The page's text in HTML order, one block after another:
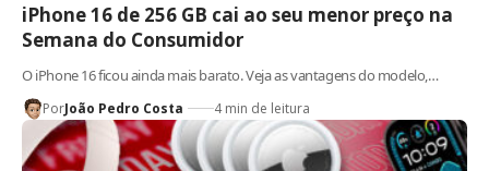
iPhone 16 de 256 GB cai ao seu menor preço na
Semana do Consumidor
O iPhone 16 ficou ainda mais barato. Veja as vantagens do modelo,…
PorJoão Pedro Costa 4 min de leitura